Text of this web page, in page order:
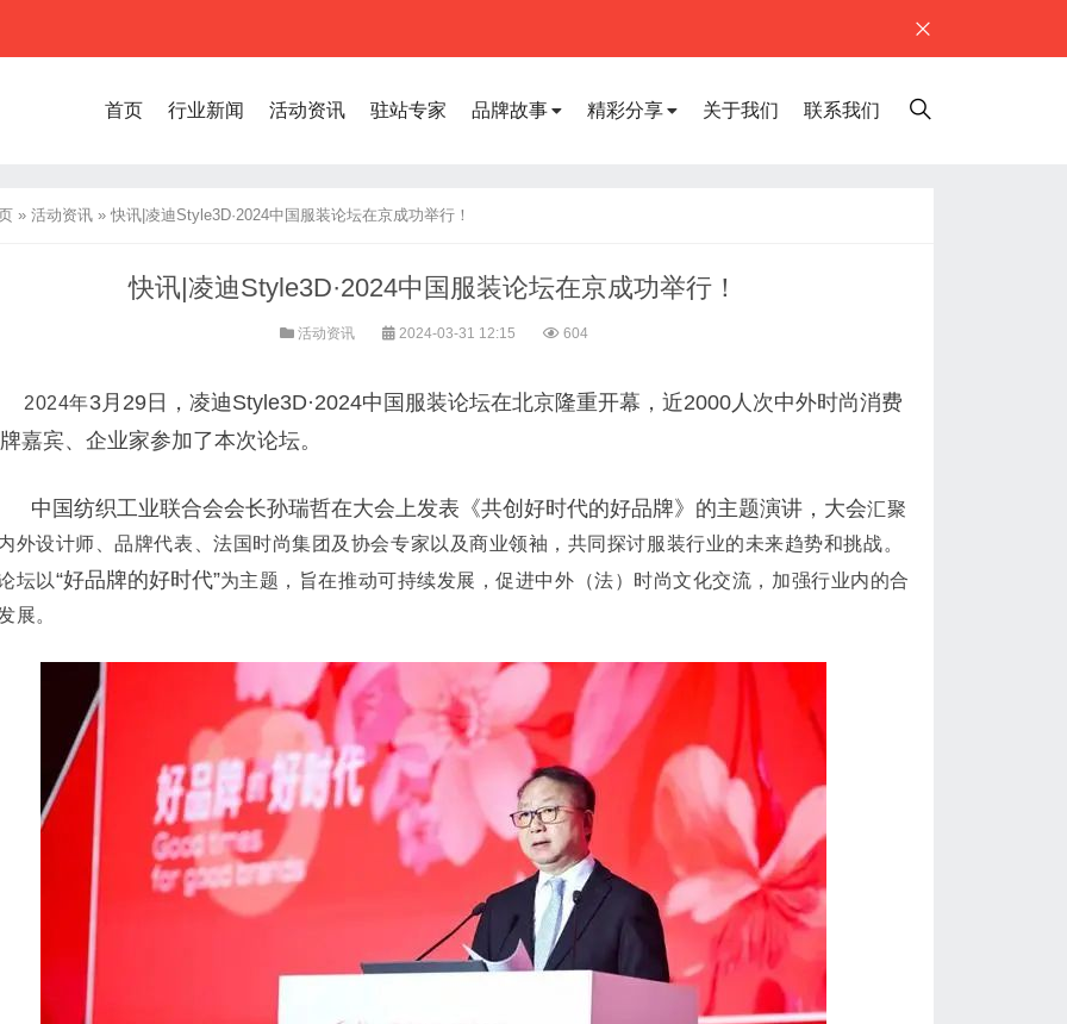
首页 行业新闻 活动资讯 驻站专家 品牌故事 精彩分享 关于我们 联系我们
» 活动资讯 » 快讯|凌迪Style3D·2024中国服装论坛在京成功举行！
快讯|凌迪Style3D·2024中国服装论坛在京成功举行！
活动资讯 2024-03-31 12:15 604
2024年3月29日， 凌迪Style3D·2024中国服装论坛在北京隆重开幕，近2000人次中外时尚消费
嘉宾、企业家参加了本次论坛。
国纺织工业联合会会长孙瑞哲在大会上发表《共创好时代的好品牌》的主题演讲，大会汇聚
外设计师、品牌代表、法国时尚集团及协会专家以及商业领袖，共同探讨服装行业的未来趋势和挑战。
坛以“好品牌的好时代”为主题，旨在推动可持续发展，促进中外（法）时尚文化交流，加强行业内的合
展。